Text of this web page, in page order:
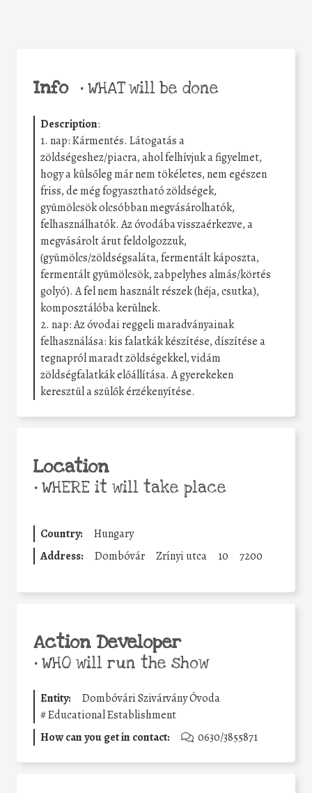
Info •WHAT will be done
Description:
1. nap: Kármentés. Látogatás a
zöldségeshez/piacra, ahol felhívjuk a figyelmet,
hogy a külsőleg már nem tökéletes, nem egészen
friss, de még fogyasztható zöldségek,
gyümölcsök olcsóbban megvásárolhatók,
felhasználhatók. Az óvodába visszaérkezve, a
megvásárolt árut feldolgozzuk,
(gyümölcs/zöldségsaláta, fermentált káposzta,
fermentált gyümölcsök, zabpelyhes almás/körtés
golyó). A fel nem használt részek (héja, csutka),
komposztálóba kerülnek.
2. nap: Az óvodai reggeli maradványainak
felhasználása: kis falatkák készítése, díszítése a
tegnapról maradt zöldségekkel, vidám
zöldségfalatkák előállítása. A gyerekeken
keresztül a szülők érzékenyítése.
Location
•WHERE it will take place
Country:
Hungary
Address:
Dombóvár Zrínyi utca 10 7200
Action Developer
•WHO will run the show
Entity:
Dombóvári Szivárvány Óvoda
#Educational Establishment
How can you get in contact:
0630/3855871